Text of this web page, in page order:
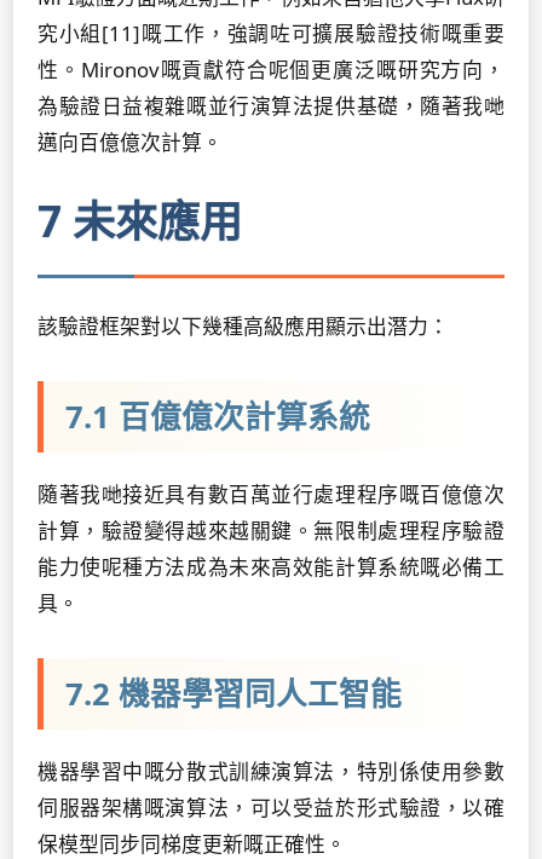
究小組[11]嘅工作，強調咗可擴展驗證技術嘅重要
性。Mironov嘅貢獻符合呢個更廣泛嘅研究方向，
為驗證日益複雜嘅並行演算法提供基礎，隨著我哋
邁向百億億次計算。
7 未來應用
該驗證框架對以下幾種高級應用顯示出潛力：
7.1 百億億次計算系統
隨著我哋接近具有數百萬並行處理程序嘅百億億次
計算，驗證變得越來越關鍵。無限制處理程序驗證
能力使呢種方法成為未來高效能計算系統嘅必備工
具。
7.2 機器學習同人工智能
機器學習中嘅分散式訓練演算法，特別係使用參數
伺服器架構嘅演算法，可以受益於形式驗證，以確
保模型同步同梯度更新嘅正確性。